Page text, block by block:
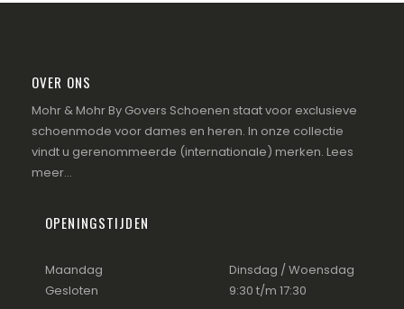
OVER ONS
Mohr & Mohr By Govers Schoenen staat voor exclusieve
schoenmode voor dames en heren. In onze collectie
vindt u gerenommeerde (internationale) merken. Lees
meer...
OPENINGSTIJDEN
Maandag
Gesloten
Dinsdag / Woensdag
9:30 t/m 17:30